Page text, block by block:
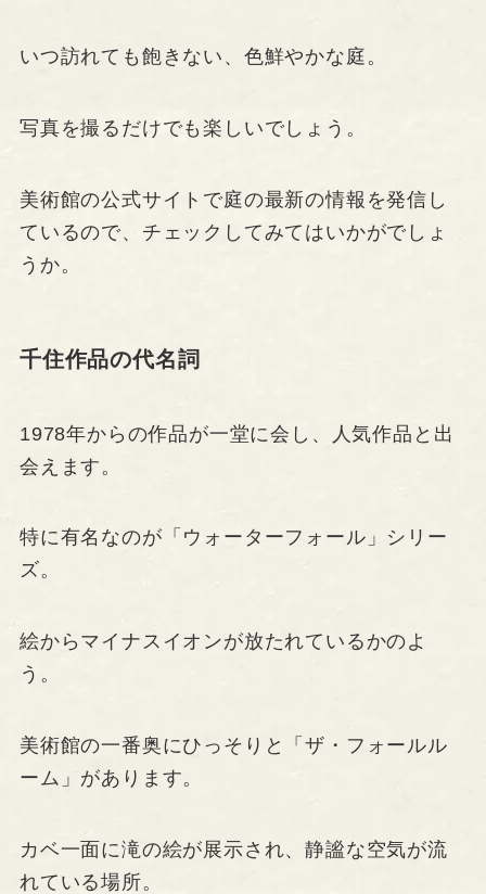
いつ訪れても飽きない、色鮮やかな庭。
写真を撮るだけでも楽しいでしょう。
美術館の公式サイトで庭の最新の情報を発信し
ているので、チェックしてみてはいかがでしょ
うか。
千住作品の代名詞
1978年からの作品が一堂に会し、人気作品と出
会えます。
特に有名なのが「ウォーターフォール」シリー
ズ。
絵からマイナスイオンが放たれているかのよ
う。
美術館の一番奥にひっそりと「ザ・フォールル
ーム」があります。
カベ一面に滝の絵が展示され、静謐な空気が流
れている場所。